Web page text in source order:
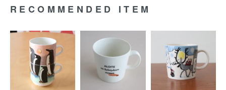
RECOMMENDED ITEM